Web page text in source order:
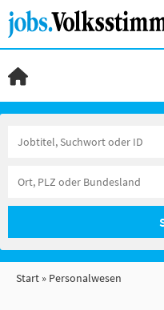
Start Personalwesen